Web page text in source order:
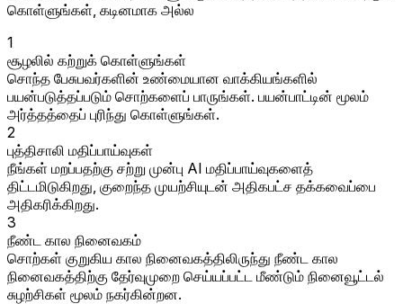
கொள்ளுங்கள், கடினமாக அல்ல
1
சூழலில் கற்றுக் கொள்ளுங்கள்
சொந்த பேசுபவர்களின் உண்மையான வாக்கியங்களில்
பயன்படுத்தப்படும் சொற்களைப் பாருங்கள். பயன்பாட்டின் மூலம்
அர்த்தத்தைப் புரிந்து கொள்ளுங்கள்.
2
புத்திசாலி மதிப்பாய்வுகள்
நீங்கள் மறப்பதற்கு சற்று முன்பு AI மதிப்பாய்வுகளைத்
திட்டமிடுகிறது, குறைந்த முயற்சியுடன் அதிகபட்ச தக்கவைப்பை
அதிகரிக்கிறது.
3
நீண்ட கால நினைவகம்
சொற்கள் குறுகிய கால நினைவகத்திலிருந்து நீண்ட கால
நினைவகத்திற்கு தேர்வுமுறை செய்யப்பட்ட மீண்டும் நினைவூட்டல்
சுழற்சிகள் மூலம் நகர்கின்றன.